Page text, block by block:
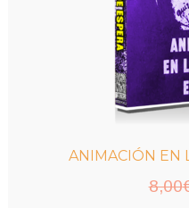
ANIMACIÓN EN
8,00